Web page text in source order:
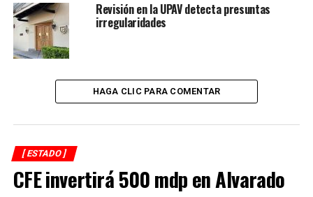
idea es que ellos den un mejor servicio y checar los
números”, expresó.
RELATED TOPICS:
Histórico el programa de Seguridad Social para
Garantiza SSP protección a gremio periodístico
Revisión en la UPAV detecta presuntas
irregularidades
HAGA CLIC PARA COMENTAR
[ ESTADO ]
CFE invertirá 500 mdp en Alvarado